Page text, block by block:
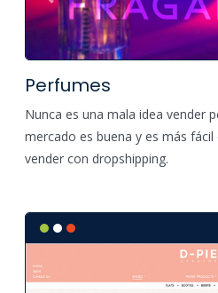
Perfumes
Nunca es una mala idea vender
mercado es buena y es más
vender con dropshipping.